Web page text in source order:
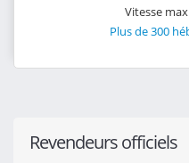
Vitesse
Plus de 300
Revendeurs officiels